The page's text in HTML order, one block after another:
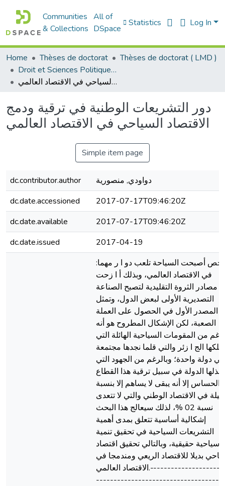
Communities
& Collections
All of
DSpace
Statistics Log In
Home Thèses de doctorat
Thèses de doctorat ( LMD )
Droit et Sciences Politiques - الحقوق و العلوم السياسية
دور التشريعات الوطنية في ترقية ودمج الاقتصاد السياحي في الاقتصاد العالمي
دور التشريعات الوطنية في ترقية ودمج
الاقتصاد السياحي في الاقتصاد العالمي
Simple item page
dc.contributor.author
دواودي, منصورية
dc.date.accessioned
2017-07-17T09:46:20Z
dc.date.available
2017-07-17T09:46:20Z
dc.date.issued
2017-04-19
:ملخص أصبحت السیاحة تلعب دو ا ر مهما
في الاقتصاد العالمي، وبذلك أ ا زحت
مصادر الثروة التقلیدیة لتصبح الصناعة
التصدیریة الأولى لبعض الدول، وتمثل
المصدر الأول في الحصول على العملة
الصعبة، لكن الإشكال المطروح هو أنه
من المقومات السیاحیة الهائلة التي
الج ا زئر والتي قلما نجدها مجتمعة
في دولة واحدة؛ وبالرغم من الجهود التي
تبذلها الدولة في سبیل ترقیة هذا القطاع
الحساس إلا أنه یبقى لا یساهم إلا بنسبة
في الاقتصاد الوطني والتي لا تتعدى
نسبة 02 %، لذلك سیعالج هذا البحث
إشكالیة أساسیة تتعلق بمدى أهمیة
التشریعات السیاحیة في تحقیق تنمیة
سیاحیة حقیقیة، وبالتالي تحقیق اقتصاد
بدیلا للاقتصاد الریعي ومندمجا في
الاقتصاد العالمي.-----------------------